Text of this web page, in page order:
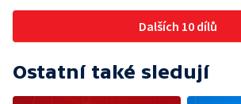
Dalších 10 dílů
Ostatní také sledují